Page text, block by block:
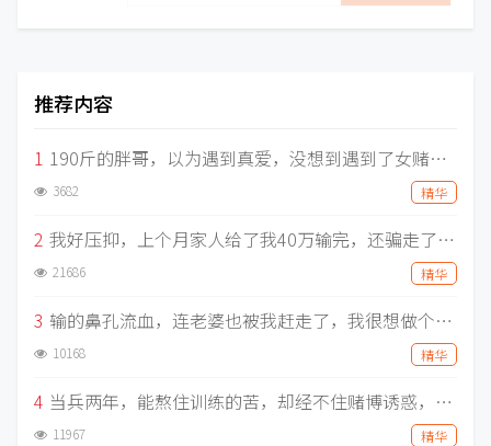
推荐内容
1 190斤的胖哥，以为遇到真爱，没想到遇到了女赌徒，两个月被骗走30万
3682 精华
2 我好压抑，上个月家人给了我40万输完，还骗走了单纯女友三年工资，走上绝路的赌徒，还有什么事做不出来？
21686 精华
3 输的鼻孔流血，连老婆也被我赶走了，我很想做个正常人，明明不想赌，为什么非要为难我
10168 精华
4 当兵两年，能熬住训练的苦，却经不住赌博诱惑，前后输掉五百万，痛心疾首
11967 精华